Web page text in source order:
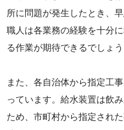
所に問題が発生したとき、
職人は各業務の経験を十分
る作業が期待できるでしょう
また、各自治体から指定工
っています。給水装置は飲
ため、市町村から指定され